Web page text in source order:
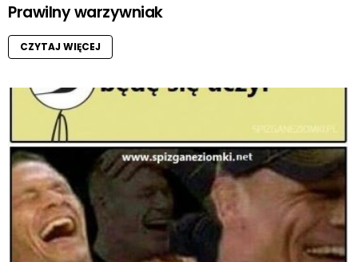
Prawilny warzywniak
CZYTAJ WIĘCEJ